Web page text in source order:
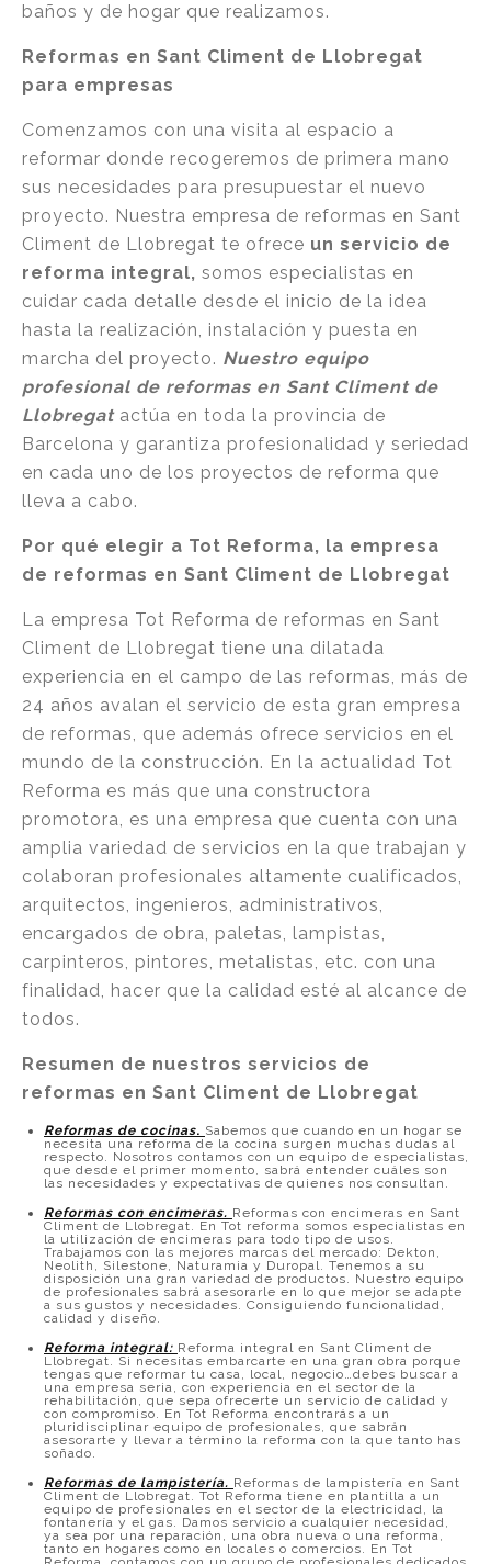
baños y de hogar que realizamos.
Reformas en Sant Climent de Llobregat
para empresas
Comenzamos con una visita al espacio a
reformar donde recogeremos de primera mano
sus necesidades para presupuestar el nuevo
proyecto. Nuestra empresa de reformas en Sant
Climent de Llobregat te ofrece un servicio de
reforma integral, somos especialistas en
cuidar cada detalle desde el inicio de la idea
hasta la realización, instalación y puesta en
marcha del proyecto. Nuestro equipo
profesional de reformas en Sant Climent de
Llobregatactúa en toda la provincia de
Barcelona y garantiza profesionalidad y seriedad
en cada uno de los proyectos de reforma que
lleva a cabo.
Por qué elegir a Tot Reforma, la empresa
de reformas en Sant Climent de Llobregat
La empresa Tot Reforma de reformas en Sant
Climent de Llobregat tiene una dilatada
experiencia en el campo de las reformas, más de
24 años avalan el servicio de esta gran empresa
de reformas, que además ofrece servicios en el
mundo de la construcción. En la actualidad Tot
Reforma es más que una constructora
promotora, es una empresa que cuenta con una
amplia variedad de servicios en la que trabajan y
colaboran profesionales altamente cualificados,
arquitectos, ingenieros, administrativos,
encargados de obra, paletas, lampistas,
carpinteros, pintores, metalistas, etc. con una
finalidad, hacer que la calidad esté al alcance de
todos.
Resumen de nuestros servicios de
reformas en Sant Climent de Llobregat
Reformas de cocinas. Sabemos que cuando en un hogar se
necesita una reforma de la cocina surgen muchas dudas al
respecto. Nosotros contamos con un equipo de especialistas,
que desde el primer momento, sabrá entender cuáles son
las necesidades y expectativas de quienes nos consultan.
Reformas con encimeras. Reformas con encimeras en Sant
Climent de Llobregat. En Tot reforma somos especialistas en
la utilización de encimeras para todo tipo de usos.
Trabajamos con las mejores marcas del mercado: Dekton,
Neolith, Silestone, Naturamia y Duropal. Tenemos a su
disposición una gran variedad de productos. Nuestro equipo
de profesionales sabrá asesorarle en lo que mejor se adapte
a sus gustos y necesidades. Consiguiendo funcionalidad,
calidad y diseño.
Reforma integral: Reforma integral en Sant Climent de
Llobregat. Si necesitas embarcarte en una gran obra porque
tengas que reformar tu casa, local, negocio…debes buscar a
una empresa seria, con experiencia en el sector de la
rehabilitación, que sepa ofrecerte un servicio de calidad y
con compromiso. En Tot Reforma encontrarás a un
pluridisciplinar equipo de profesionales, que sabrán
asesorarte y llevar a término la reforma con la que tanto has
soñado.
Reformas de lampistería. Reformas de lampistería en Sant
Climent de Llobregat. Tot Reforma tiene en plantilla a un
equipo de profesionales en el sector de la electricidad, la
fontanería y el gas. Damos servicio a cualquier necesidad,
ya sea por una reparación, una obra nueva o una reforma,
tanto en hogares como en locales o comercios. En Tot